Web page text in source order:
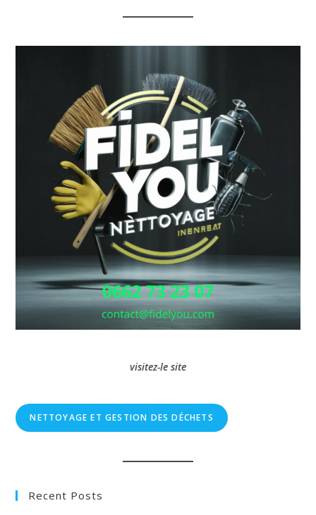
visitez-le site
NETTOYAGE ET GESTION DES DÉCHETS
Recent Posts